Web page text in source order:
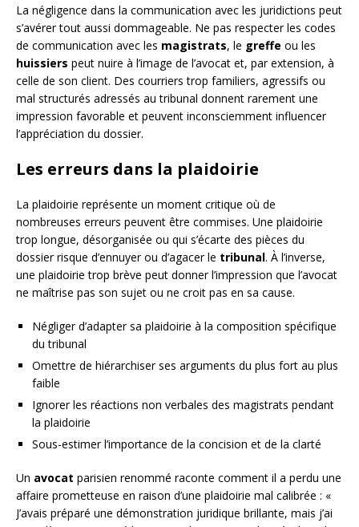
La négligence dans la communication avec les juridictions peut
s’avérer tout aussi dommageable. Ne pas respecter les codes
de communication avec les magistrats, le greffe ou les
huissiers peut nuire à l’image de l’avocat et, par extension, à
celle de son client. Des courriers trop familiers, agressifs ou
mal structurés adressés au tribunal donnent rarement une
impression favorable et peuvent inconsciemment influencer
l’appréciation du dossier.
Les erreurs dans la plaidoirie
La plaidoirie représente un moment critique où de
nombreuses erreurs peuvent être commises. Une plaidoirie
trop longue, désorganisée ou qui s’écarte des pièces du
dossier risque d’ennuyer ou d’agacer le tribunal. À l’inverse,
une plaidoirie trop brève peut donner l’impression que l’avocat
ne maîtrise pas son sujet ou ne croit pas en sa cause.
Négliger d’adapter sa plaidoirie à la composition spécifique
du tribunal
Omettre de hiérarchiser ses arguments du plus fort au plus
faible
Ignorer les réactions non verbales des magistrats pendant
la plaidoirie
Sous-estimer l’importance de la concision et de la clarté
Un avocat parisien renommé raconte comment il a perdu une
affaire prometteuse en raison d’une plaidoirie mal calibrée : «
J’avais préparé une démonstration juridique brillante, mais j’ai